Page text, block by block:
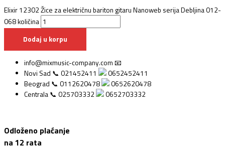
Elixir 12302 Žice za električnu bariton gitaru Nanoweb serija Debljina 012-
068 količina
Dodaj u korpu
info@mixmusic-company.com 📧
Novi Sad 📞 021452411
0652452411
Beograd 📞 0112620478
0652620478
Centrala 📞 025703332
0652703332
Odloženo plaćanje
na 12 rata